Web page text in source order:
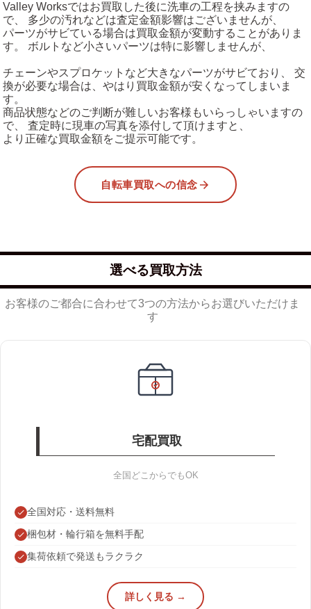
Valley Worksではお買取した後に洗車の工程を挟みますの
で、 多少の汚れなどは査定金額影響はございませんが、
パーツがサビている場合は買取金額が変動することがありま
す。 ボルトなど小さいパーツは特に影響しませんが、
チェーンやスプロケットなど大きなパーツがサビており、 交
換が必要な場合は、やはり買取金額が安くなってしまいま
す。
商品状態などのご判断が難しいお客様もいらっしゃいますの
で、 査定時に現車の写真を添付して頂けますと、
より正確な買取金額をご提示可能です。
自転車買取への信念
選べる買取方法
お客様のご都合に合わせて3つの方法からお選びいただけま
す
宅配買取
全国どこからでもOK
全国対応・送料無料
梱包材・輪行箱を無料手配
集荷依頼で発送もラクラク
詳しく見る →